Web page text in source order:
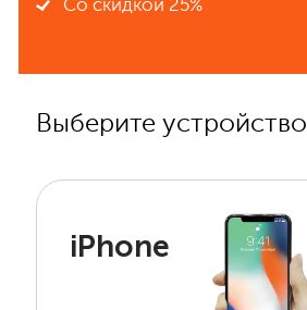
Со скидкой 25%
Выберите устройство
iPhone